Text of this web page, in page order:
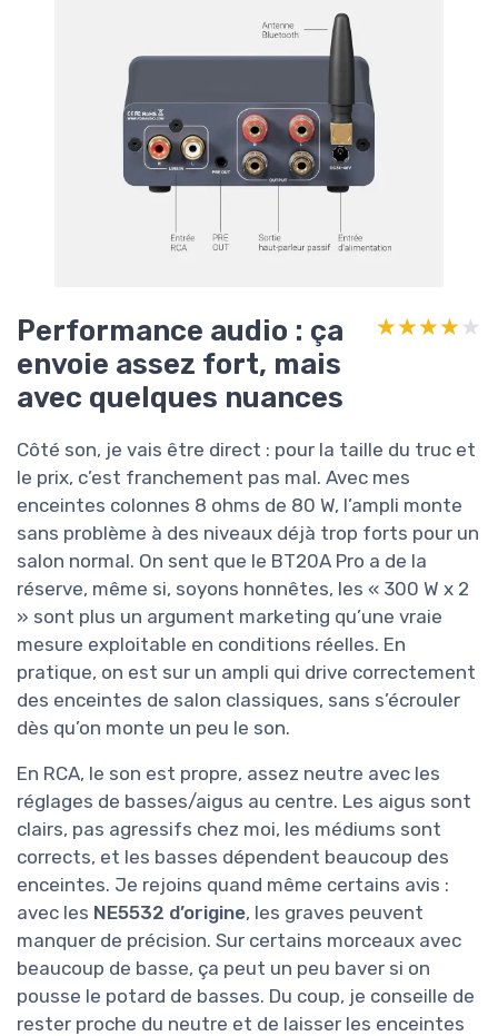
Performance audio : ça
envoie assez fort, mais
avec quelques nuances
★★★★★
★★★★★
Côté son, je vais être direct : pour la taille du truc et
le prix, c’est franchement pas mal. Avec mes
enceintes colonnes 8 ohms de 80 W, l’ampli monte
sans problème à des niveaux déjà trop forts pour un
salon normal. On sent que le BT20A Pro a de la
réserve, même si, soyons honnêtes, les « 300 W x 2
» sont plus un argument marketing qu’une vraie
mesure exploitable en conditions réelles. En
pratique, on est sur un ampli qui drive correctement
des enceintes de salon classiques, sans s’écrouler
dès qu’on monte un peu le son.
En RCA, le son est propre, assez neutre avec les
réglages de basses/aigus au centre. Les aigus sont
clairs, pas agressifs chez moi, les médiums sont
corrects, et les basses dépendent beaucoup des
enceintes. Je rejoins quand même certains avis :
avec les NE5532 d’origine, les graves peuvent
manquer de précision. Sur certains morceaux avec
beaucoup de basse, ça peut un peu baver si on
pousse le potard de basses. Du coup, je conseille de
rester proche du neutre et de laisser les enceintes